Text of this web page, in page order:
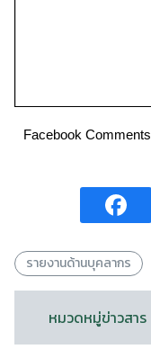
Facebook Comments
รายงานด้านบุคลากร
หมวดหมู่ข่าวสาร